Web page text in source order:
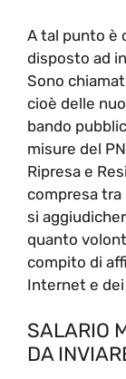
A tal punto è
disposto ad
Sono
cioè delle
bando
misure del
Ripresa e
compresa tra
si
quanto
compito di
Internet e
SALARIO
DA